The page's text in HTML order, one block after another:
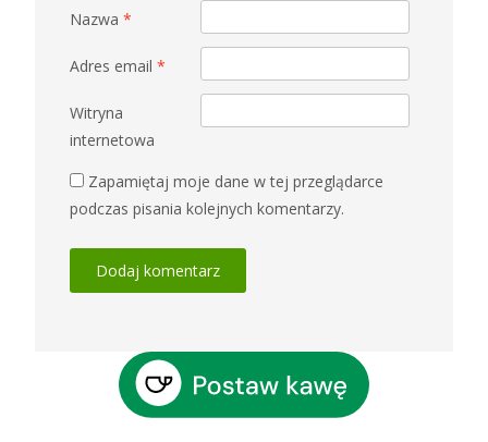
Nazwa *
Adres email *
Witryna
internetowa
Zapamiętaj moje dane w tej przeglądarce
podczas pisania kolejnych komentarzy.